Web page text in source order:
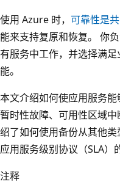
使用 Azure 时， 可靠性是
能来支持复原和恢复。 你
有服务中工作，并选择满
能。
本文介绍如何使应用服务
暂时性故障、可用性区域
绍了如何使用备份从其他
应用服务级别协议（SLA）
注释